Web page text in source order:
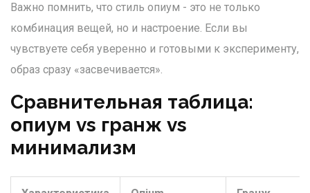
Важно помнить, что стиль опиум - это не только
комбинация вещей, но и настроение. Если вы
чувствуете себя уверенно и готовыми к эксперименту,
образ сразу «засвечивается».
Сравнительная таблица:
опиум vs гранж vs
минимализм